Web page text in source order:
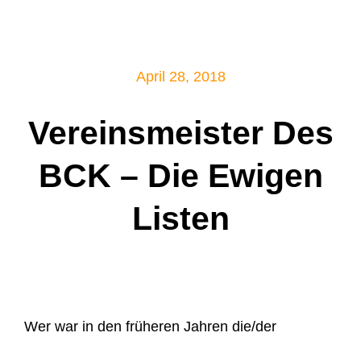
April 28, 2018
Vereinsmeister Des
BCK – Die Ewigen
Listen
Wer war in den früheren Jahren die/der